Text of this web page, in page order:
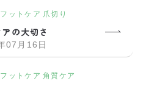
フットケア 爪切り
の大切さ
07月16日
フットケア 角質ケア